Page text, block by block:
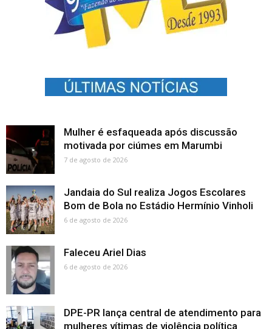
Mulher é esfaqueada após discussão
motivada por ciúmes em Marumbi
7 de agosto de 2026
Jandaia do Sul realiza Jogos Escolares
Bom de Bola no Estádio Hermínio Vinholi
6 de agosto de 2026
Faleceu Ariel Dias
6 de agosto de 2026
DPE-PR lança central de atendimento para
mulheres vítimas de violência política